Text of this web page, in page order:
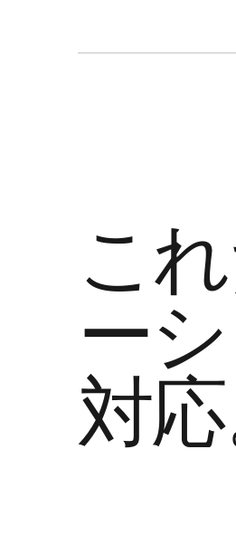
こ
ー
対応